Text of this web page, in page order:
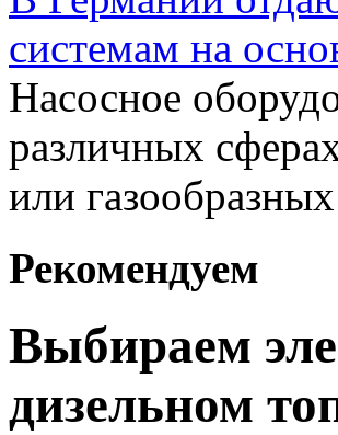
системам на
Насосное
различных
или
Рекомендуем
Выбираем
дизельном